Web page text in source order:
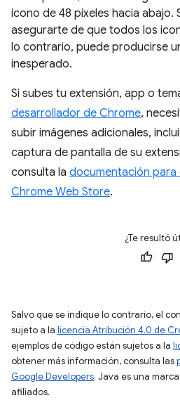
ícono de 48 píxeles hacia abajo.
asegurarte de que todos los
lo contrario, puede producirse
inesperado.
Si subes tu extensión, app o
desarrollador de Chrome,
subir imágenes adicionales,
captura de pantalla de su
consulta la documentación
Chrome Web Store.
¿Te resultó
Salvo que se indique lo contrario, el
sujeto a la licencia Atribución 4.0 de
ejemplos de código están sujetos a la
obtener más información, consulta las
Google Developers. Java es una
afiliados.